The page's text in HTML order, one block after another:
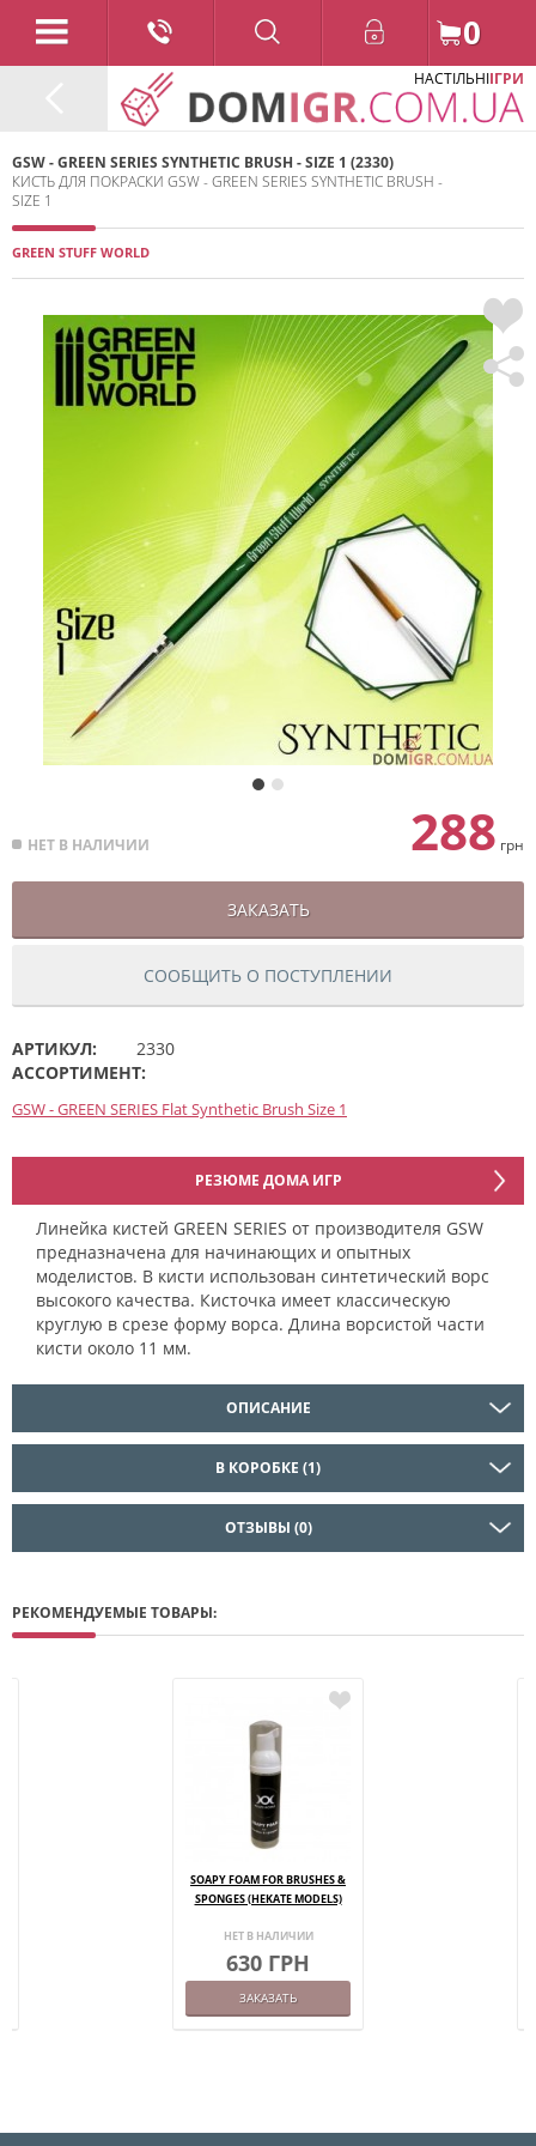
0
НАСТІЛЬНІІГРИ
GSW - GREEN SERIES SYNTHETIC BRUSH - SIZE 1 (2330)
КИСТЬ ДЛЯ ПОКРАСКИ GSW - GREEN SERIES SYNTHETIC BRUSH -
SIZE 1
GREEN STUFF WORLD
НЕТ В НАЛИЧИИ 288 грн
ЗАКАЗАТЬ
СООБЩИТЬ О ПОСТУПЛЕНИИ
АРТИКУЛ:
2330
АССОРТИМЕНТ:
GSW - GREEN SERIES Flat Synthetic Brush Size 1
РЕЗЮМЕ ДОМА ИГР
Линейка кистей GREEN SERIES от производителя GSW
предназначена для начинающих и опытных
моделистов. В кисти использован синтетический ворс
высокого качества. Кисточка имеет классическую
круглую в срезе форму ворса. Длина ворсистой части
кисти около 11 мм.
ОПИСАНИЕ
В КОРОБКЕ (1)
ОТЗЫВЫ (0)
РЕКОМЕНДУЕМЫЕ ТОВАРЫ:
SOAPY FOAM FOR BRUSHES &
SPONGES (HEKATE MODELS)
НЕТ В НАЛИЧИИ
630 ГРН
ЗАКАЗАТЬ